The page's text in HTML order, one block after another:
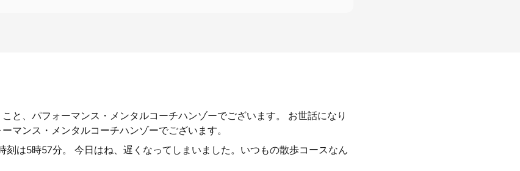
と、パフォーマンス・メンタルコーチハンゾーでございます。 お世話になり
マンス・メンタルコーチハンゾーでございます。
刻は5時57分。 今日はね、遅くなってしまいました。いつもの散歩コースなん